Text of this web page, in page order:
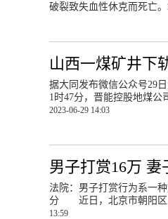
破裂致失血性休克而死亡。
山西一煤矿井下
据大同发布微信公众号29
1时47分，晋能控股地煤公
2023-06-29 14:03
男子打赏16万 妻
法院：男子打赏行为系一
分 近日，北京市朝阳区人
13:59